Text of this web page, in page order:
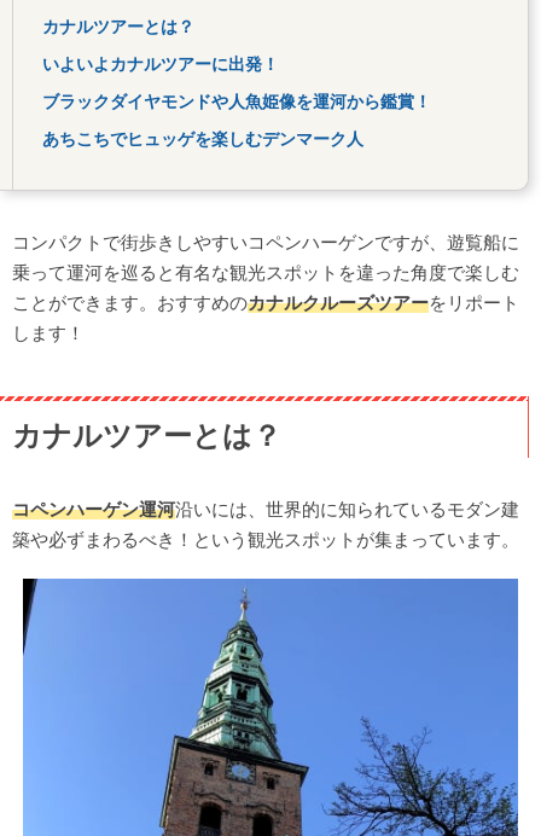
カナルツアーとは？
いよいよカナルツアーに出発！
ブラックダイヤモンドや人魚姫像を運河から鑑賞！
あちこちでヒュッゲを楽しむデンマーク人
コンパクトで街歩きしやすいコペンハーゲンですが、遊覧船に
乗って運河を巡ると有名な観光スポットを違った角度で楽しむ
ことができます。おすすめのカナルクルーズツアーをリポート
します！
カナルツアーとは？
コペンハーゲン運河沿いには、世界的に知られているモダン建
築や必ずまわるべき！という観光スポットが集まっています。